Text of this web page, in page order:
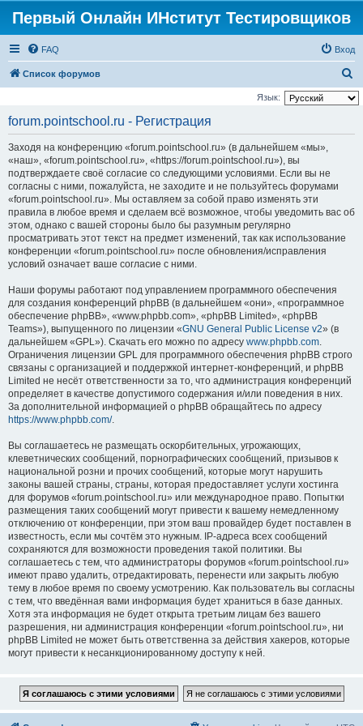
Первый Онлайн ИНститут Тестировщиков
FAQ Вход
Список форумов
о
Язык:
forum.pointschool.ru - Регистрация
Заходя на конференцию «forum.pointschool.ru» (в дальнейшем «мы»,
«наш», «forum.pointschool.ru», «https://forum.pointschool.ru»), вы
подтверждаете своё согласие со следующими условиями. Если вы не
согласны с ними, пожалуйста, не заходите и не пользуйтесь форумами
«forum.pointschool.ru». Мы оставляем за собой право изменять эти
правила в любое время и сделаем всё возможное, чтобы уведомить вас об
этом, однако с вашей стороны было бы разумным регулярно
просматривать этот текст на предмет изменений, так как использование
конференции «forum.pointschool.ru» после обновления/исправления
условий означает ваше согласие с ними.
Наши форумы работают под управлением программного обеспечения
для создания конференций phpBB (в дальнейшем «они», «программное
обеспечение phpBB», «www.phpbb.com», «phpBB Limited», «phpBB
Teams»), выпущенного по лицензии «GNU General Public License v2» (в
дальнейшем «GPL»). Скачать его можно по адресу www.phpbb.com.
Ограничения лицензии GPL для программного обеспечения phpBB строго
связаны с организацией и поддержкой интернет-конференций, и phpBB
Limited не несёт ответственности за то, что администрация конференций
определяет в качестве допустимого содержания и/или поведения в них.
За дополнительной информацией о phpBB обращайтесь по адресу
https://www.phpbb.com/.
Вы соглашаетесь не размещать оскорбительных, угрожающих,
клеветнических сообщений, порнографических сообщений, призывов к
национальной розни и прочих сообщений, которые могут нарушить
законы вашей страны, страны, которая предоставляет услуги хостинга
для форумов «forum.pointschool.ru» или международное право. Попытки
размещения таких сообщений могут привести к вашему немедленному
отключению от конференции, при этом ваш провайдер будет поставлен в
известность, если мы сочтём это нужным. IP-адреса всех сообщений
сохраняются для возможности проведения такой политики. Вы
соглашаетесь с тем, что администраторы форумов «forum.pointschool.ru»
имеют право удалить, отредактировать, перенести или закрыть любую
тему в любое время по своему усмотрению. Как пользователь вы согласны
с тем, что введённая вами информация будет храниться в базе данных.
Хотя эта информация не будет открыта третьим лицам без вашего
разрешения, ни администрация конференции «forum.pointschool.ru», ни
phpBB Limited не может быть ответственна за действия хакеров, которые
могут привести к несанкционированному доступу к ней.